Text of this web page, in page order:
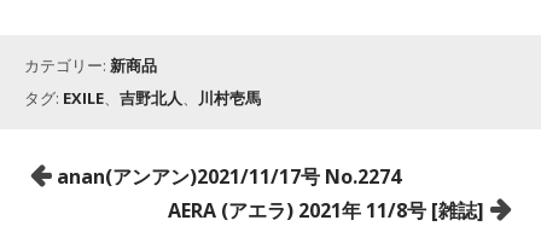
カテゴリー: 新商品
タグ: EXILE、 吉野北人、 川村壱馬
投 anan(アンアン)2021/11/17号 No.2274
AERA (アエラ) 2021年 11/8号 [雑誌]